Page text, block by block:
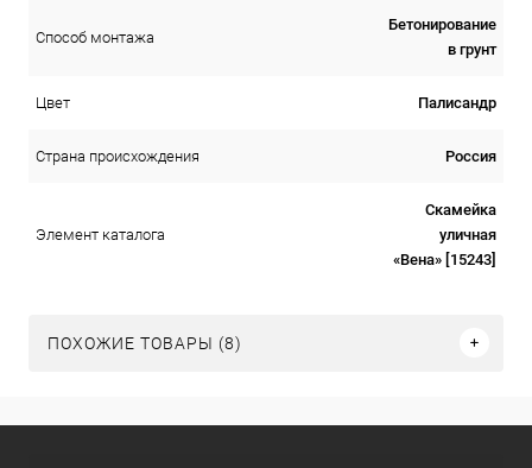
Способ монтажа
Бетонирование
в грунт
Цвет Палисандр
Страна происхождения Россия
Элемент каталога
Скамейка
уличная
«Вена» [15243]
ПОХОЖИЕ ТОВАРЫ (8)